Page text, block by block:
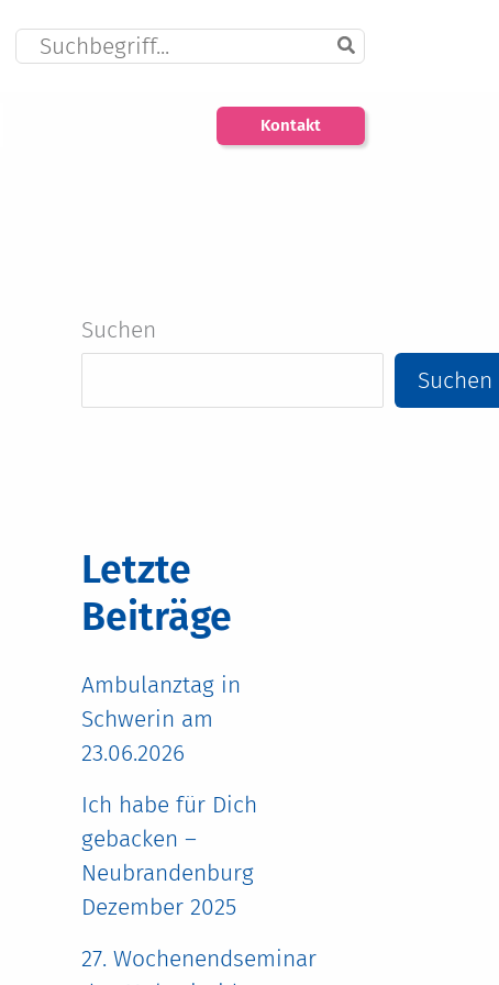
Search
for:
Kontakt
Suchen
Suchen
Letzte
Beiträge
Ambulanztag in
Schwerin am
23.06.2026
Ich habe für Dich
gebacken –
Neubrandenburg
Dezember 2025
27. Wochenendseminar